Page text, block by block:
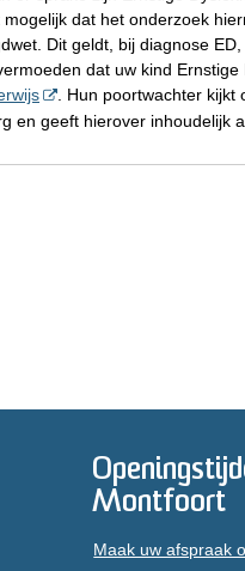
dat het onderzoek
Dit geldt, bij diagnose
dat uw kind Ernstige
. Hun poortwachter
en geeft hierover inhoudelijk
Montfoort
Maak uw afspraak